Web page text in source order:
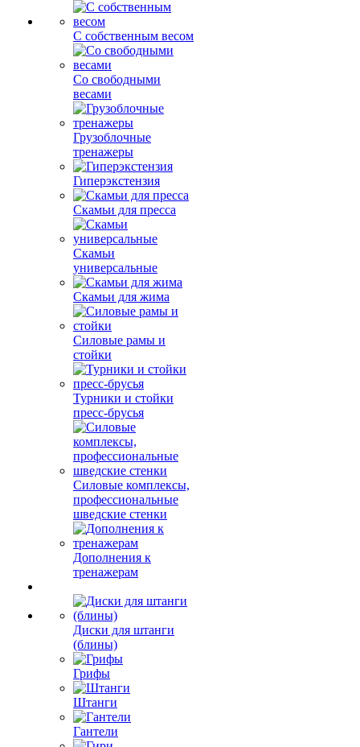
С собственным весом
Со свободными
весами
Грузоблочные
тренажеры
Гиперэкстензия
Скамьи для пресса
Скамьи
универсальные
Скамьи для жима
Силовые рамы и
стойки
Турники и стойки
пресс-брусья
Силовые комплексы,
профессиональные
шведские стенки
Дополнения к
тренажерам
Диски для штанги
(блины)
Грифы
Штанги
Гантели